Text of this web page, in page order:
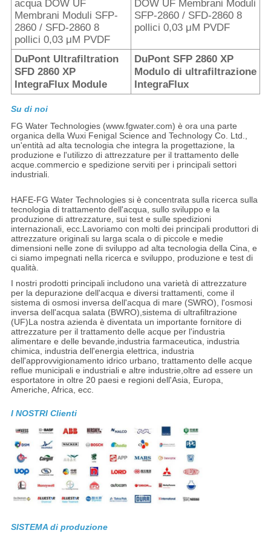
DuPont Ultrafiltration
SFD 2860 XP
IntegraFlux Module
DuPont SFP 2860 XP
Modulo di ultrafiltrazione
IntegraFlux
Su di noi
FG Water Technologies (www.fgwater.com) è ora una parte
organica della Wuxi Fenigal Science and Technology Co. Ltd.,
un'entità ad alta tecnologia che integra la progettazione, la
produzione e l'utilizzo di attrezzature per il trattamento delle
acque.commercio e spedizione serviti per i principali settori
industriali.
HAFE-FG Water Technologies si è concentrata sulla ricerca sulla
tecnologia di trattamento dell'acqua, sullo sviluppo e la
produzione di attrezzature, sui test e sulle spedizioni
internazionali, ecc.Lavoriamo con molti dei principali produttori di
attrezzature originali su larga scala o di piccole e medie
dimensioni nelle zone di sviluppo ad alta tecnologia della Cina, e
ci siamo impegnati nella ricerca e sviluppo, produzione e test di
qualità.
I nostri prodotti principali includono una varietà di attrezzature
per la depurazione dell'acqua e diversi trattamenti, come il
sistema di osmosi inversa dell'acqua di mare (SWRO), l'osmosi
inversa dell'acqua salata (BWRO),sistema di ultrafiltrazione
(UF)La nostra azienda è diventata un importante fornitore di
attrezzature per il trattamento delle acque per l'industria
alimentare e delle bevande,industria farmaceutica, industria
chimica, industria dell'energia elettrica, industria
dell'approvvigionamento idrico urbano, trattamento delle acque
reflue municipali e industriali e altre industrie,oltre ad essere un
esportatore in oltre 20 paesi e regioni dell'Asia, Europa,
Americhe, Africa, ecc.
I NOSTRI Clienti
SISTEMA di produzione